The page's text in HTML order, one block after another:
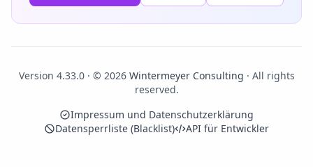
Version 4.33.0 · © 2026 Wintermeyer Consulting · All rights
reserved.
Impressum und Datenschutzerklärung
Datensperrliste (Blacklist)
API für Entwickler